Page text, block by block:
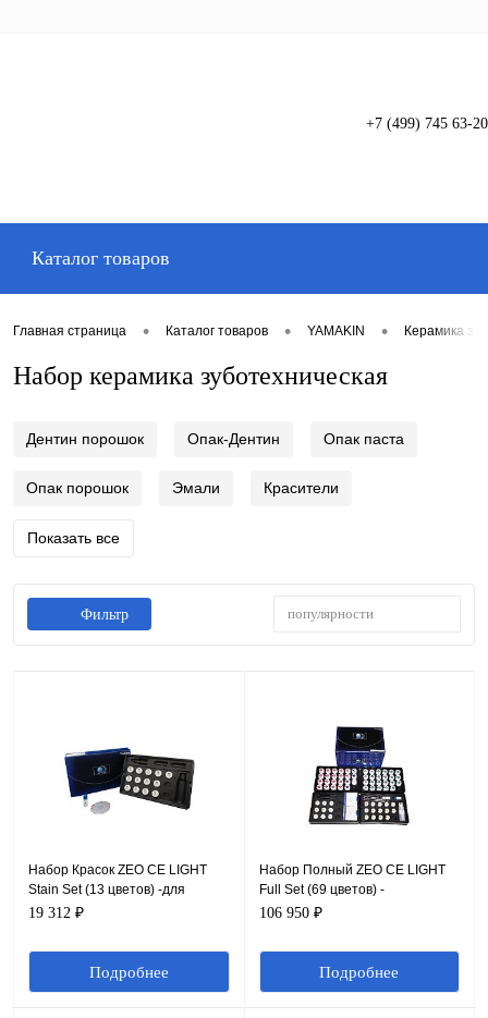
+7 (499) 745 63-20
Каталог товаров
Главная страница • Каталог товаров • YAMAKIN • Керамика
Набор керамика зуботехническая
Дентин порошок Опак-Дентин Опак паста
Опак порошок Эмали Красители
Показать все
Фильтр популярности
Набор Красок ZEO CE LIGHT
Stain Set (13 цветов) -для
добавления и передачи цвета.
19 312 ₽
Подробнее
Набор Полный ZEO CE LIGHT
Full Set (69 цветов) -
используется при нанесении
106 950 ₽
Подробнее